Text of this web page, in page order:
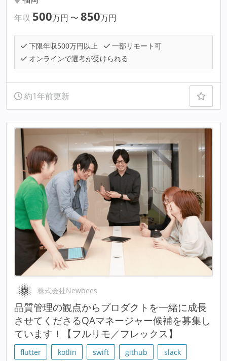
年収 500万円 〜 850万円
下限年収500万円以上
一部リモート可
オンラインで選考が受けられる
約1年前更新
株式会社Newbees
品質管理の観点からプロダクトを一緒に成長
させてくださるQAマネージャー候補を募集し
ています！【フルリモ／フレックス】
flutter kotlin swift github
slack